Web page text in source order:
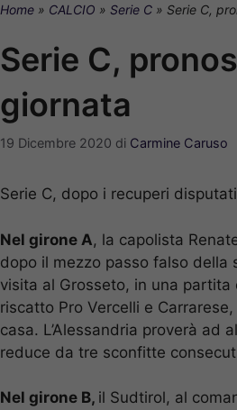
Home » CALCIO » Serie C » Serie C,
Serie C,
giornata
19 Dicembre 2020 di Carmine Caruso
Serie C, dopo i recuperi
Nel girone A, la capolista
dopo il mezzo passo falso della
visita al Grosseto, in una
riscatto Pro Vercelli e
casa. L’Alessandria proverà ad
reduce da tre sconfitte
Nel girone B, il Sudtirol, al